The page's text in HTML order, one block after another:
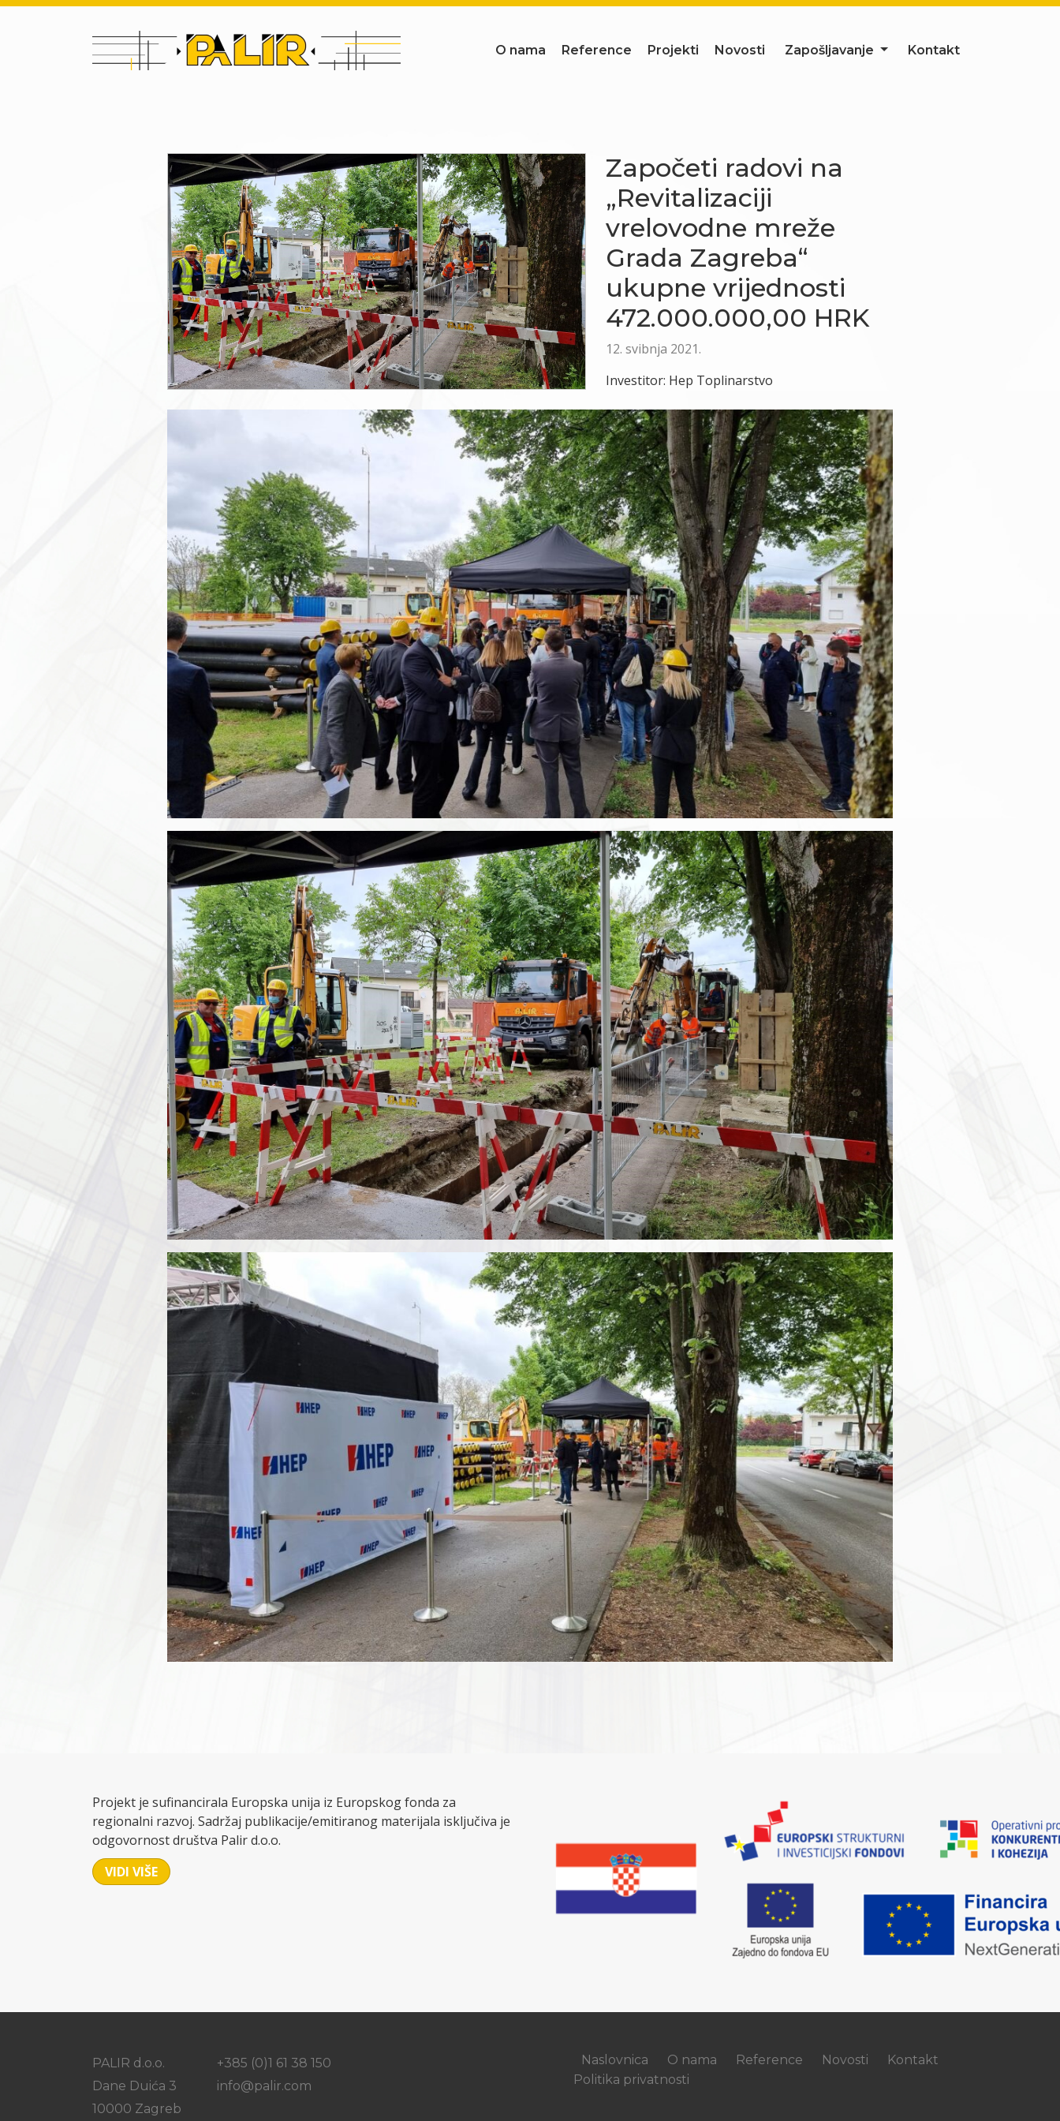
O nama Reference Projekti Novosti Zapošljavanje Kontakt
Započeti radovi na
„Revitalizaciji
vrelovodne mreže
Grada Zagreba“
ukupne vrijednosti
472.000.000,00 HRK
12. svibnja 2021.
Investitor: Hep Toplinarstvo
Projekt je sufinancirala Europska unija iz Europskog fonda za
regionalni razvoj. Sadržaj publikacije/emitiranog materijala isključiva je
odgovornost društva Palir d.o.o.
VIDI VIŠE
PALIR d.o.o.
Dane Duića 3
10000 Zagreb
+385 (0)1 61 38 150
info@palir.com
Naslovnica O nama Reference Novosti
Kontakt
Politika privatnosti